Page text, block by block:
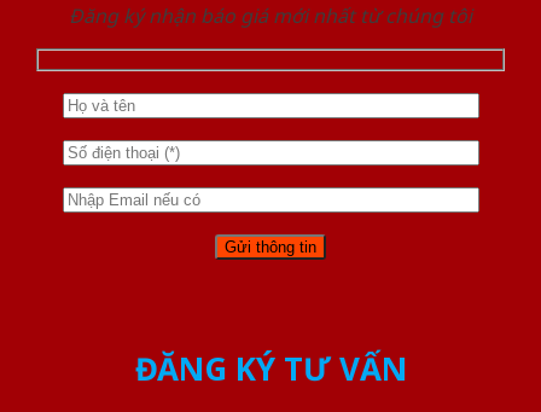
Đăng ký nhận báo giá mới nhất từ chúng tôi
ĐĂNG KÝ TƯ VẤN